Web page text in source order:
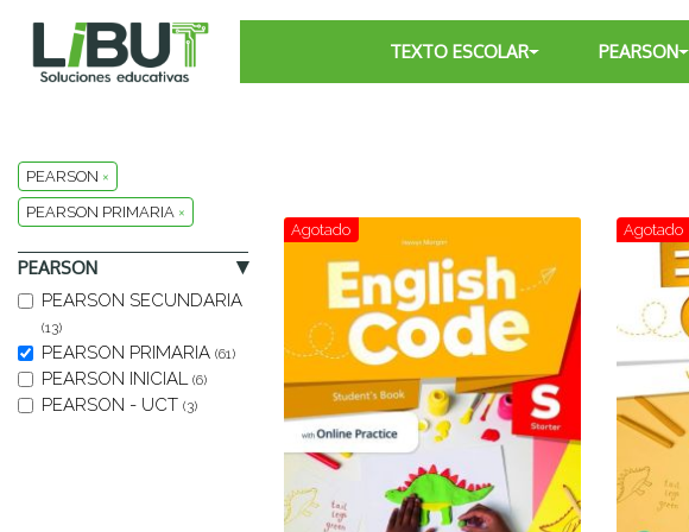
TEXTO ESCOLAR PEARSON
PEARSON ×
PEARSON PRIMARIA ×
PEARSON
PEARSON SECUNDARIA
(13)
PEARSON PRIMARIA (61)
PEARSON INICIAL (6)
PEARSON - UCT (3)
Agotado Agotado